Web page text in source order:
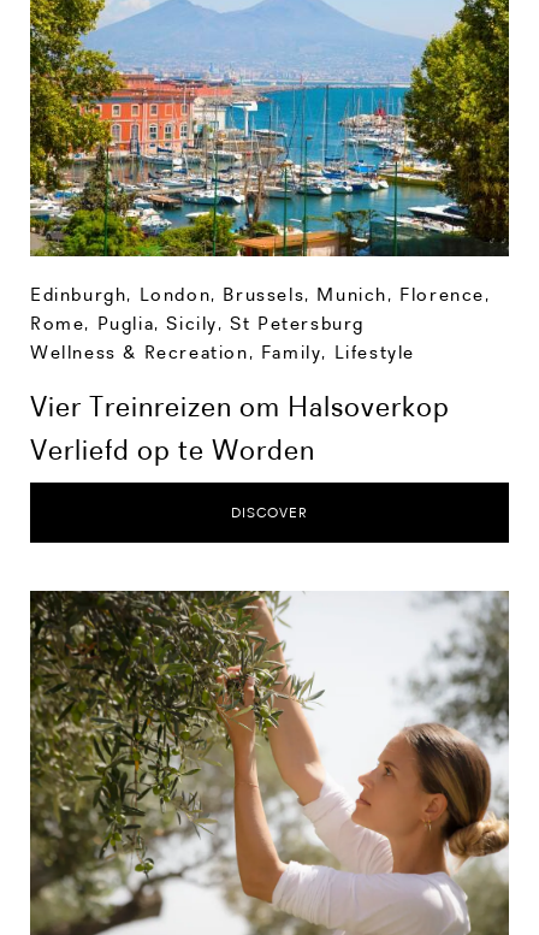
Edinburgh, London, Brussels, Munich, Florence,
Rome, Puglia,Sicily,St Petersburg
Wellness & Recreation, Family, Lifestyle
Vier Treinreizen om Halsoverkop
Verliefd op te Worden
DISCOVER